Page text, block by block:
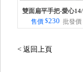
雙面扁平手把-愛心
售價 $230 批發價
< 返回上頁